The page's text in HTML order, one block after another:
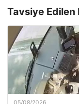
Tavsiye Edilen
05/08/2026